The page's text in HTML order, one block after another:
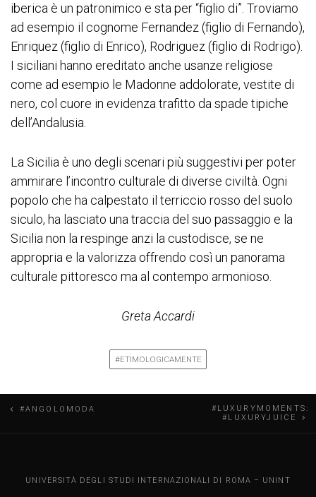
iberica è un patronimico e sta per “figlio di”. Troviamo
ad esempio il cognome Fernandez (figlio di Fernando),
Enriquez (figlio di Enrico), Rodriguez (figlio di Rodrigo).
I siciliani hanno ereditato anche usanze religiose
come ad esempio le Madonne addolorate, vestite di
nero, col cuore in evidenza trafitto da spade tipiche
dell’Andalusia.
La Sicilia è uno degli scenari più suggestivi per poter
ammirare l’incontro culturale di diverse civiltà. Ogni
popolo che ha calpestato il terriccio rosso del suolo
siculo, ha lasciato una traccia del suo passaggio e la
Sicilia non la respinge anzi la custodisce, se ne
appropria e la valorizza offrendo così un panorama
culturale pittoresco ma al contempo armonioso.
Greta Accardi
#ETIMOLOGICAMENTE
N
#ANGOLOMODA
#LUXURYMOMENTS:
#LUXURYJUICE
UNINT BLOG
UNIVERSITÀ DEGLI STUDI INTERNAZIONALI DI ROMA – UNINT